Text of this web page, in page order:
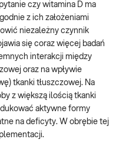
czy witamina D ma
z ich założeniami
niezależny czynnik
się coraz więcej badań
interakcji między
oraz na wpływie
tkanki tłuszczowej. Na
z większą ilością tkanki
aktywne formy
na deficyty. W obrębie tej